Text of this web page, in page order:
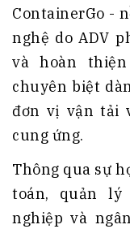
ContainerGo -
nghệ do ADV
và hoàn
chuyên biệt
đơn vị vận tải
cung ứng.
Thông qua sự
toán, quản lý
nghiệp và